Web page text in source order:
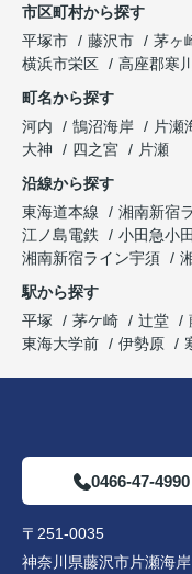
市区町村から探す
平塚市
藤沢市 茅ヶ
横浜市栄区
高座郡寒
町名から探す
河内
鵠沼海岸 片瀬
大神
四之宮
片瀬
沿線から探す
東海道本線
湘南新宿
江ノ島電鉄
小田急小
湘南新宿ライン宇須
駅から探す
平塚
茅ケ崎 辻堂
東海大学前
伊勢原
0466-47-4990
〒251-0035
神奈川県藤沢市片瀬海